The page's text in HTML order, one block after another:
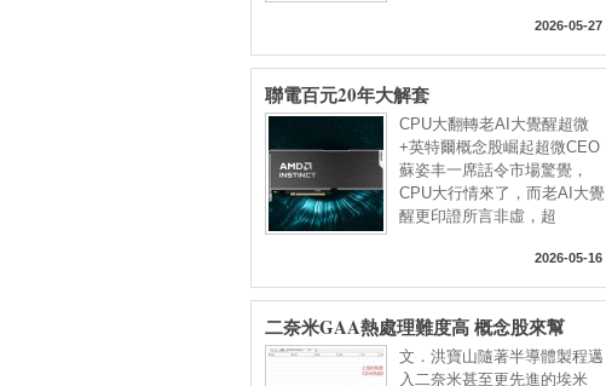
2026-05-27
聯電百元20年大解套
CPU大翻轉老AI大覺醒超微
+英特爾概念股崛起超微CEO
蘇姿丰一席話令市場驚覺，
CPU大行情來了，而老AI大覺
醒更印證所言非虛，超
2026-05-16
二奈米GAA熱處理難度高 概念股來幫
文．洪寶山隨著半導體製程邁
入二奈米甚至更先進的埃米